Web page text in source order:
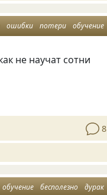
ошибки потери обучение
не научат сотни
8
обучение бесполезно дурак